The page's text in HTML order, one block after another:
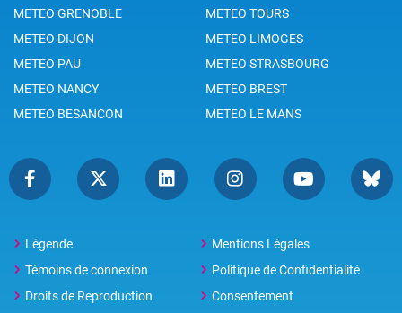
METEO GRENOBLE
METEO TOURS
METEO DIJON
METEO LIMOGES
METEO PAU
METEO STRASBOURG
METEO NANCY
METEO BREST
METEO BESANCON
METEO LE MANS
Légende
Mentions Légales
Témoins de connexion
Politique de Confidentialité
Droits de Reproduction
Consentement